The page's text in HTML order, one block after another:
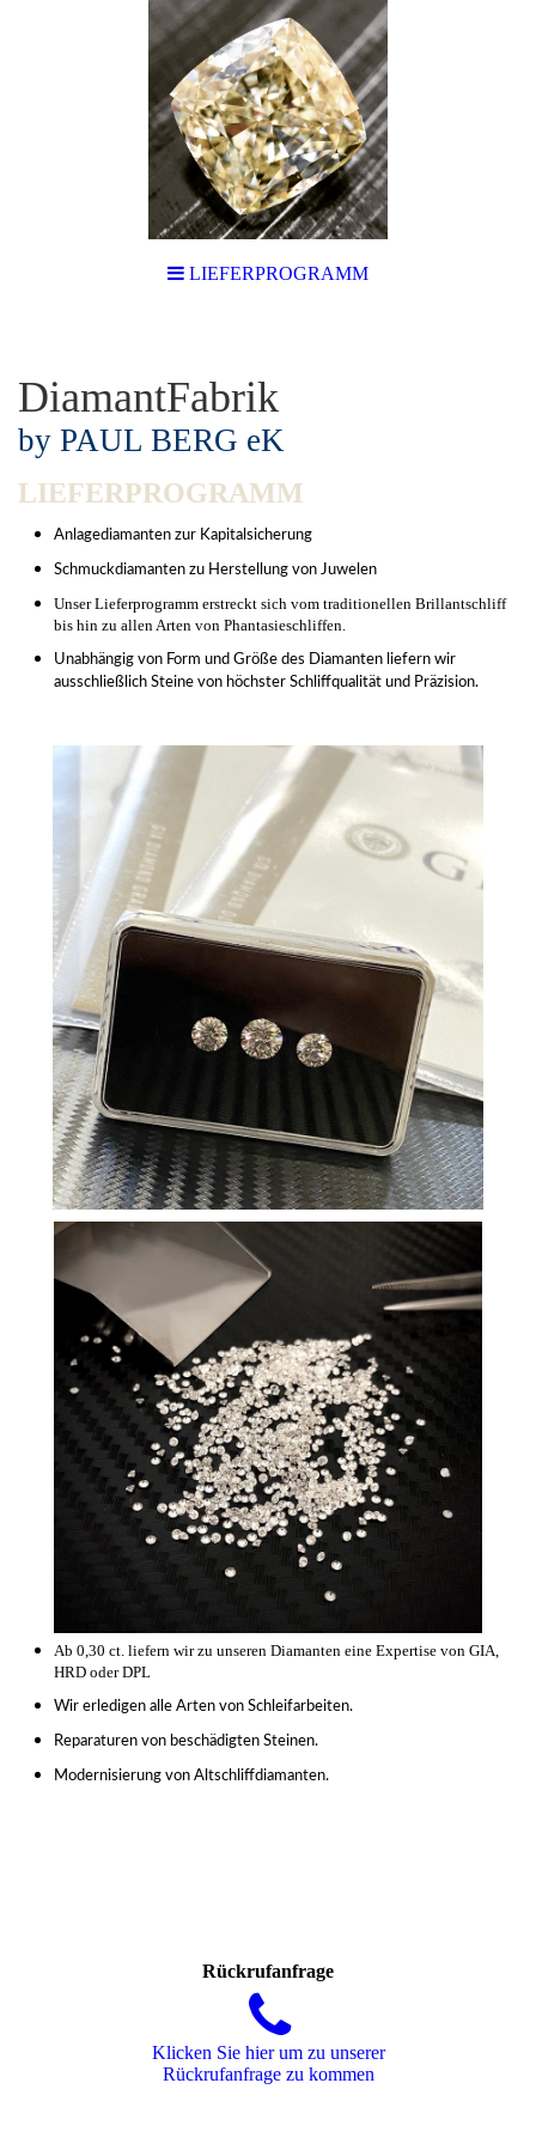
LIEFERPROGRAMM
DiamantFabrik
by PAUL BERG eK
LIEFERPROGRAMM
Anlagediamanten zur Kapitalsicherung
Schmuckdiamanten zu Herstellung von Juwelen
Unser Lieferprogramm erstreckt sich vom traditionellen Brillantschliff
bis hin zu allen Arten von Phantasieschliffen.
Unabhängig von Form und Größe des Diamanten liefern wir
ausschließlich Steine von höchster Schliffqualität und Präzision.
Ab 0,30 ct. liefern wir zu unseren Diamanten eine Expertise von GIA,
HRD oder DPL
Wir erledigen alle Arten von Schleifarbeiten.
Reparaturen von beschädigten Steinen.
Modernisierung von Altschliffdiamanten.
Rückrufanfrage
Klicken Sie hier um zu unserer
Rückrufanfrage zu kommen